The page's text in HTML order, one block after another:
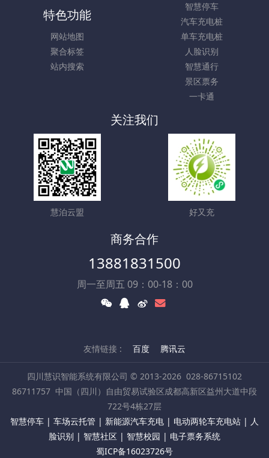
智慧停车
汽车充电桩
单车充电桩
人脸识别
智慧通行
景区票务
一卡通
特色功能
网站地图
聚合标签
站内搜索
关注我们
慧泊云盟 好又充
商务合作
13881831500
周一至周五 09：00-18：00
友情链接 : 百度 腾讯云
四川慧识智能系统有限公司 © 2013-2026 028-86715102
86711757 中国（四川）自由贸易试验区成都高新区益州大道中段
722号4栋27层
智慧停车 | 车场云托管 | 新能源汽车充电 | 电动两轮车充电站 | 人
脸识别 | 智慧社区 | 智慧校园 | 电子票务系统
蜀ICP备16023726号